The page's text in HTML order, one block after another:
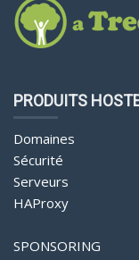
PRODUITS
Domaines
Sécurité
Serveurs
HAProxy
SPONSORING